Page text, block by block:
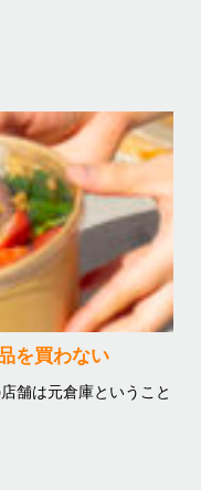
を買わない
舗は元倉庫ということ